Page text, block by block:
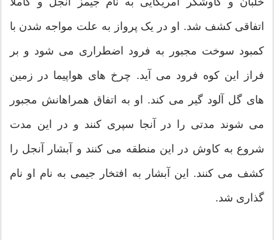
اتفاقی کشف شد. او در یک پرواز به علت مواجه شدن با
کمبود سوخت مجبور به فرود اضطراری می شود و بر
فراز این کوه فرود می آید. چرخ های هواپیما در زمین
های گل آلود گیر می کند. او به اتفاق همراهانش مجبور
می شوند مدتی را در آنجا سپری کنند و در این مدت
شروع به کاوش در این منطقه می کنند و آبشار آنجل را
کشف می کنند. این آبشار به افتخار جیمی به نام او نام
گذاری شد.